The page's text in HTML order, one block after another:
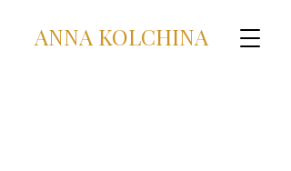
ANNA KOLCHINA